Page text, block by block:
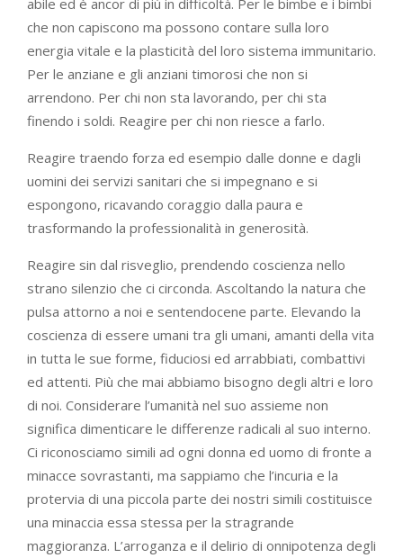
che non capiscono ma possono contare sulla loro
energia vitale e la plasticità del loro sistema immunitario.
Per le anziane e gli anziani timorosi che non si
arrendono. Per chi non sta lavorando, per chi sta
finendo i soldi. Reagire per chi non riesce a farlo.
Reagire traendo forza ed esempio dalle donne e dagli
uomini dei servizi sanitari che si impegnano e si
espongono, ricavando coraggio dalla paura e
trasformando la professionalità in generosità.
Reagire sin dal risveglio, prendendo coscienza nello
strano silenzio che ci circonda. Ascoltando la natura che
pulsa attorno a noi e sentendocene parte. Elevando la
coscienza di essere umani tra gli umani, amanti della vita
in tutta le sue forme, fiduciosi ed arrabbiati, combattivi
ed attenti. Più che mai abbiamo bisogno degli altri e loro
di noi. Considerare l’umanità nel suo assieme non
significa dimenticare le differenze radicali al suo interno.
Ci riconosciamo simili ad ogni donna ed uomo di fronte a
minacce sovrastanti, ma sappiamo che l’incuria e la
protervia di una piccola parte dei nostri simili costituisce
una minaccia essa stessa per la stragrande
maggioranza. L’arroganza e il delirio di onnipotenza degli